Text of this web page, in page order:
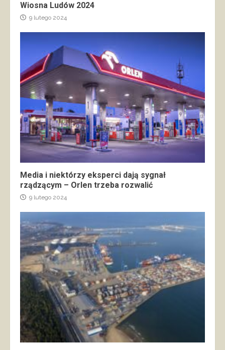
Wiosna Ludów 2024
9 lutego 2024
Media i niektórzy eksperci dają sygnał
rządzącym – Orlen trzeba rozwalić
9 lutego 2024